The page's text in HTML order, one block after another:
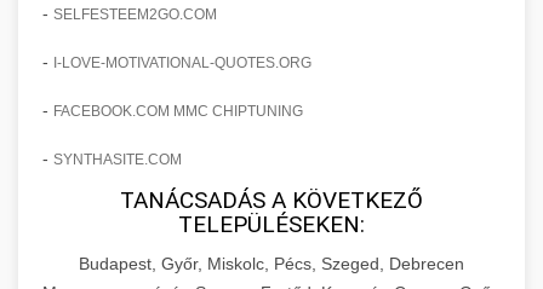
amelyek valós eredményeket hoznak.
szonyegtisztito.net
marketing stratégiai tervrajz
útjáról, bemutatva az utat a küzdő praxistól a
virágzó vállalkozásig 150%-os növekedéssel.
klinika átalakulási történet
Érdeklődés 150%-os Fokozása
Technikák és módszerek a páciensek
érdeklődésének és elkötelezettségének drámai
növeléséhez. Egy 150%-os fellendülési
esettanulmány gyakorlati betekintésekkel.
🎮 19. AI Google Ads és Meta
Kampány Kezelés
- SELFESTEEM2GO.COM
- I-LOVE-MOTIVATIONAL-QUOTES.ORG
- FACEBOOK.COM MMC CHIPTUNING
- SYNTHASITE.COM
TANÁCSADÁS A KÖVETKEZŐ
TELEPÜLÉSEKEN:
Budapest, Győr, Miskolc, Pécs, Szeged, Debrecen